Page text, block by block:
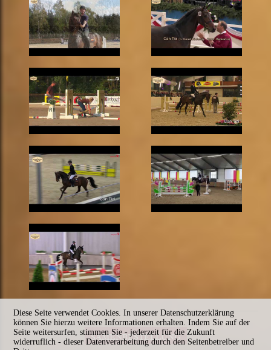
SAMENBESTELLUNG
Diese Seite verwendet Cookies. In unserer Datenschutzerklärung
können Sie hierzu weitere Informationen erhalten. Indem Sie auf der
Seite weitersurfen, stimmen Sie - jederzeit für die Zukunft
widerruflich - dieser Datenverarbeitung durch den Seitenbetreiber und